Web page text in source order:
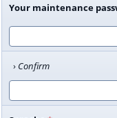
Your maintenance
Confirm